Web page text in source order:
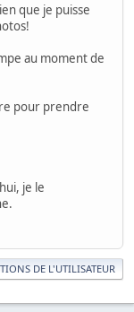
que je puisse
au moment de
pour prendre
je le
DE L'UTILISATEUR